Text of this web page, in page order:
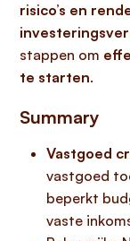
risico’s en
stappen om
te starten.
Summary
Vastgoed
vastgoed
beperkt
vaste